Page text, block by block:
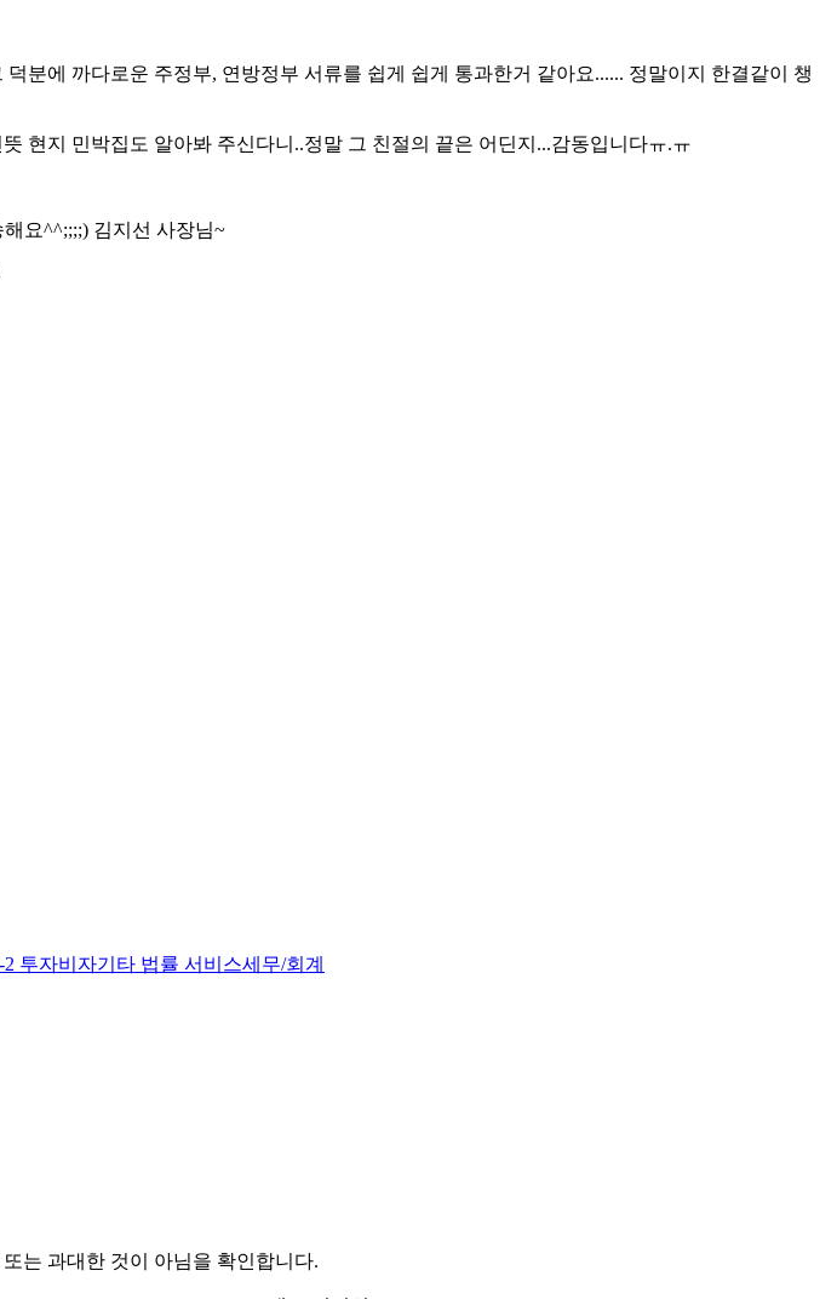
분에 까다로운 주정부, 연방정부 서류를 쉽게 쉽게 통과한거 같아요...... 정말이지 한결같이 챙
현지 민박집도 알아봐 주신다니..정말 그 친절의 끝은 어딘지...감동입니다ㅠ.ㅠ
요^^;;;;) 김지선 사장님~
2 투자비자기타 법률 서비스세무/회계
는 과대한 것이 아님을 확인합니다.